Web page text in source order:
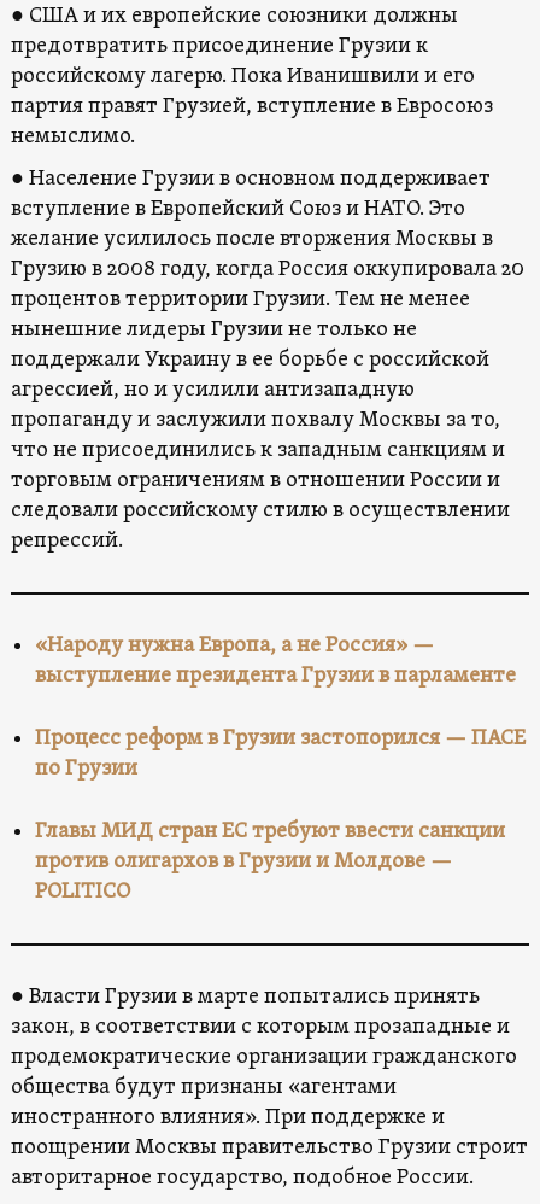
● США и их европейские союзники должны
предотвратить присоединение Грузии к
российскому лагерю. Пока Иванишвили и его
партия правят Грузией, вступление в Евросоюз
немыслимо.
● Население Грузии в основном поддерживает
вступление в Европейский Союз и НАТО. Это
желание усилилось после вторжения Москвы в
Грузию в 2008 году, когда Россия оккупировала 20
процентов территории Грузии. Тем не менее
нынешние лидеры Грузии не только не
поддержали Украину в ее борьбе с российской
агрессией, но и усилили антизападную
пропаганду и заслужили похвалу Москвы за то,
что не присоединились к западным санкциям и
торговым ограничениям в отношении России и
следовали российскому стилю в осуществлении
репрессий.
«Народу нужна Европа, а не Россия» —
выступление президента Грузии в парламенте
Процесс реформ в Грузии застопорился — ПАСЕ
по Грузии
Главы МИД стран ЕС требуют ввести санкции
против олигархов в Грузии и Молдове —
POLITICO
● Власти Грузии в марте попытались принять
закон, в соответствии с которым прозападные и
продемократические организации гражданского
общества будут признаны «агентами
иностранного влияния». При поддержке и
поощрении Москвы правительство Грузии строит
авторитарное государство, подобное России.